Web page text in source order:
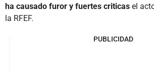
ha causado furor y fuertes criticas el
la RFEF.
PUBLICIDAD